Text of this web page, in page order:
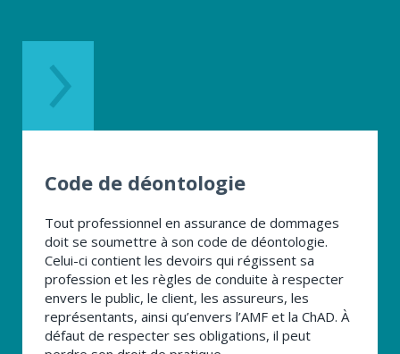
Code de dé​ontologie
Tout professionnel en assurance de dommages
doit se soumettre à son code de déontologie.
Celui-ci contient les devoirs qui régissent sa
profession et les règles de conduite à respecter
envers le public, le client, les assureurs, les
représentants, ainsi qu’envers l’AMF et la ChAD. À
défaut de respecter ses obligations, il peut